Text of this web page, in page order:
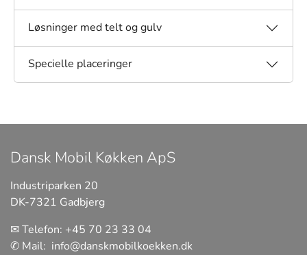
Løsninger med telt og gulv
Specielle placeringer
Dansk Mobil Køkken ApS
Industriparken 20
DK-7321 Gadbjerg
✉ Telefon: +45 70 23 33 04
✆ Mail: info@danskmobilkoekken.dk